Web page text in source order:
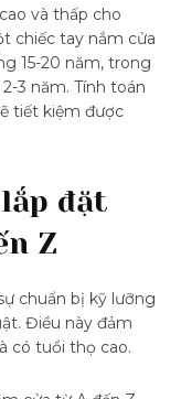
và thấp cho
chiếc tay nắm cửa
15-20 năm, trong
3 năm. Tính toán
tiết kiệm được
đặt
Z
chuẩn bị kỹ lưỡng
Điều này đảm
có tuổi thọ cao.